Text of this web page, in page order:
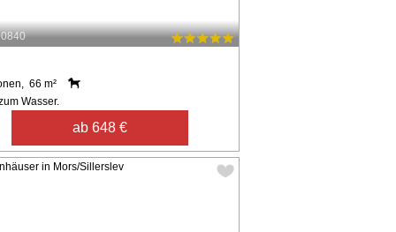
66 m²
Wasser.
ab 648 €